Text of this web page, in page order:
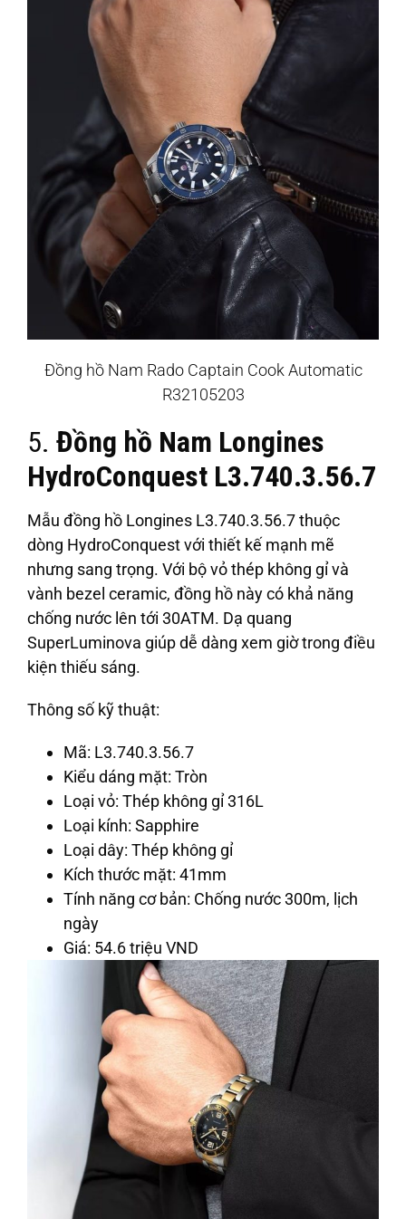
Đồng hồ Nam Rado Captain Cook Automatic
R32105203
5. Đồng hồ Nam Longines
HydroConquest L3.740.3.56.7
Mẫu đồng hồ Longines L3.740.3.56.7 thuộc
dòng HydroConquest với thiết kế mạnh mẽ
nhưng sang trọng. Với bộ vỏ thép không gỉ và
vành bezel ceramic, đồng hồ này có khả năng
chống nước lên tới 30ATM. Dạ quang
SuperLuminova giúp dễ dàng xem giờ trong điều
kiện thiếu sáng.
Thông số kỹ thuật:
Mã: L3.740.3.56.7
Kiểu dáng mặt: Tròn
Loại vỏ: Thép không gỉ 316L
Loại kính: Sapphire
Loại dây: Thép không gỉ
Kích thước mặt: 41mm
Tính năng cơ bản: Chống nước 300m, lịch
ngày
Giá: 54.6 triệu VND